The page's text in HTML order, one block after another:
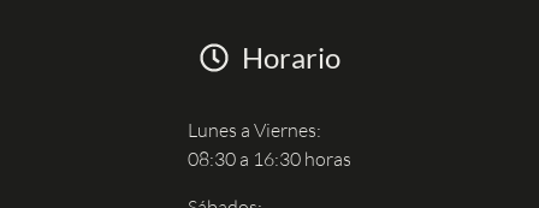
Horario
Lunes a Viernes:
08:30 a 16:30 horas